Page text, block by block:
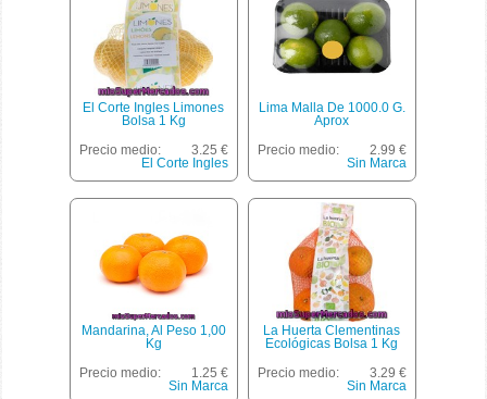
El Corte Ingles Limones
Bolsa 1 Kg
Precio medio:
3.25 €
El Corte Ingles
Lima Malla De 1000.0 G.
Aprox
Precio medio:
2.99 €
Sin Marca
Mandarina, Al Peso 1,00
Kg
Precio medio:
1.25 €
Sin Marca
La Huerta Clementinas
Ecológicas Bolsa 1 Kg
Precio medio:
3.29 €
Sin Marca